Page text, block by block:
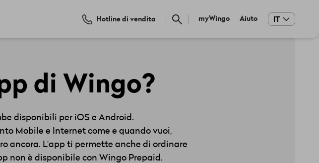
Hotline di vendita
Meta
myWingo Aiuto IT
di Wingo?
disponibili per iOS e Android.
Mobile e Internet come e quando vuoi,
ancora. L'app ti permette anche di ordinare
non è disponibile con Wingo Prepaid.